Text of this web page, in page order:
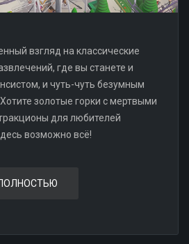
взгляд на классические
где вы станете и
и чуть-чуть безумным
золотые горки с мертвыми
для любителей
возможно всё!